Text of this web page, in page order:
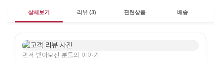
상세보기 리뷰 (3) 관련상품 배송
먼저 받아보신 분들의 이야기